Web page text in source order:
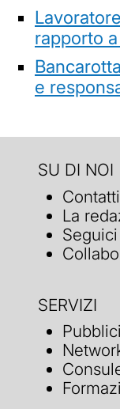
rapporto
e
SU DI NOI
Contatti
La
Seguici
SERVIZI